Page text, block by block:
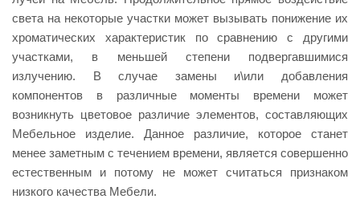
света на некоторые участки может вызывать понижение их
хроматических характеристик по сравнению с другими
участками, в меньшей степени подвергавшимися
излучению. В случае замены и\или добавления
компонентов в различные моменты времени может
возникнуть цветовое различие элементов, составляющих
Мебельное изделие. Данное различие, которое станет
менее заметным с течением времени, является совершенно
естественным и потому не может считаться признаком
низкого качества Мебели.